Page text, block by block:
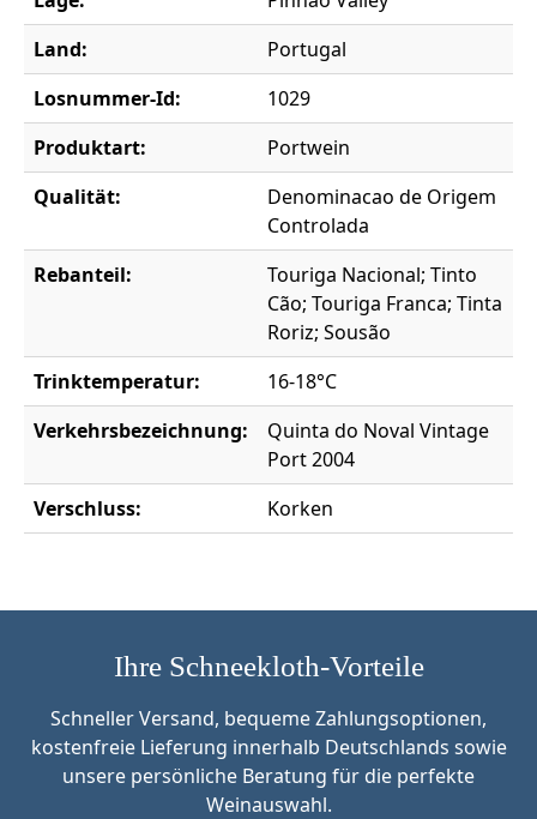
Land:
Portugal
Losnummer-Id:
1029
Produktart:
Portwein
Qualität:
Denominacao de Origem
Controlada
Rebanteil:
Touriga Nacional; Tinto
Cão; Touriga Franca; Tinta
Roriz; Sousão
Trinktemperatur:
16-18°C
Verkehrsbezeichnung:
Quinta do Noval Vintage
Port 2004
Verschluss:
Korken
Ihre Schneekloth-Vorteile
Schneller Versand, bequeme Zahlungsoptionen,
kostenfreie Lieferung innerhalb Deutschlands sowie
unsere persönliche Beratung für die perfekte
Weinauswahl.